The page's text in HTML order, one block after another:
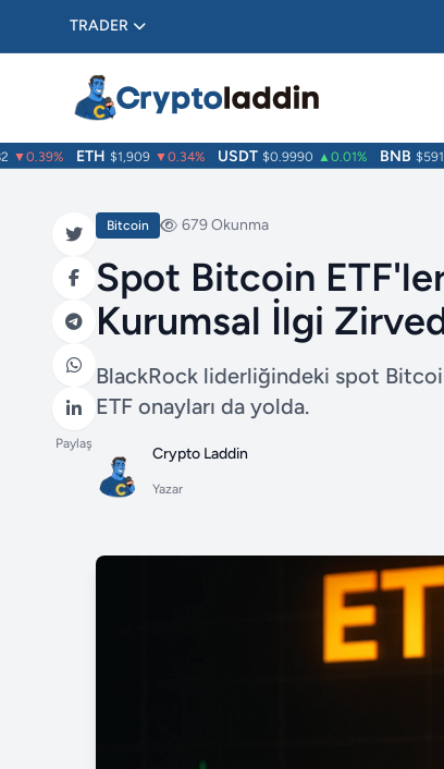
TRADER
ETH $1,909 ▼0.34% USDT $0.9990 ▲0.01% BNB $591.50
Paylaş
Bitcoin 679 Okunma
Spot Bitcoin
Kurumsal İlgi
BlackRock liderliğindeki spot
ETF onayları da yolda.
Crypto Laddin
Yazar